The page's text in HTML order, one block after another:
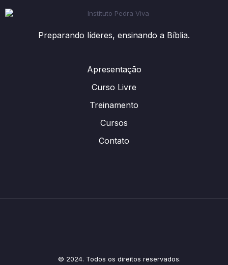
Preparando líderes, ensinando a Bíblia.
Apresentação
Curso Livre
Treinamento
Cursos
Contato
© 2024. Todos os direitos reservados.